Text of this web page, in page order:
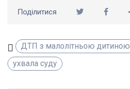
Поділитися
ДТП з малолітньою дитиною
ухвала суду